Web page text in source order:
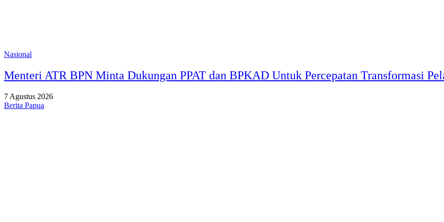
Nasional
Menteri ATR BPN Minta Dukungan PPAT dan BPKAD Untuk Percepatan Transformasi
7 Agustus 2026
Berita Papua